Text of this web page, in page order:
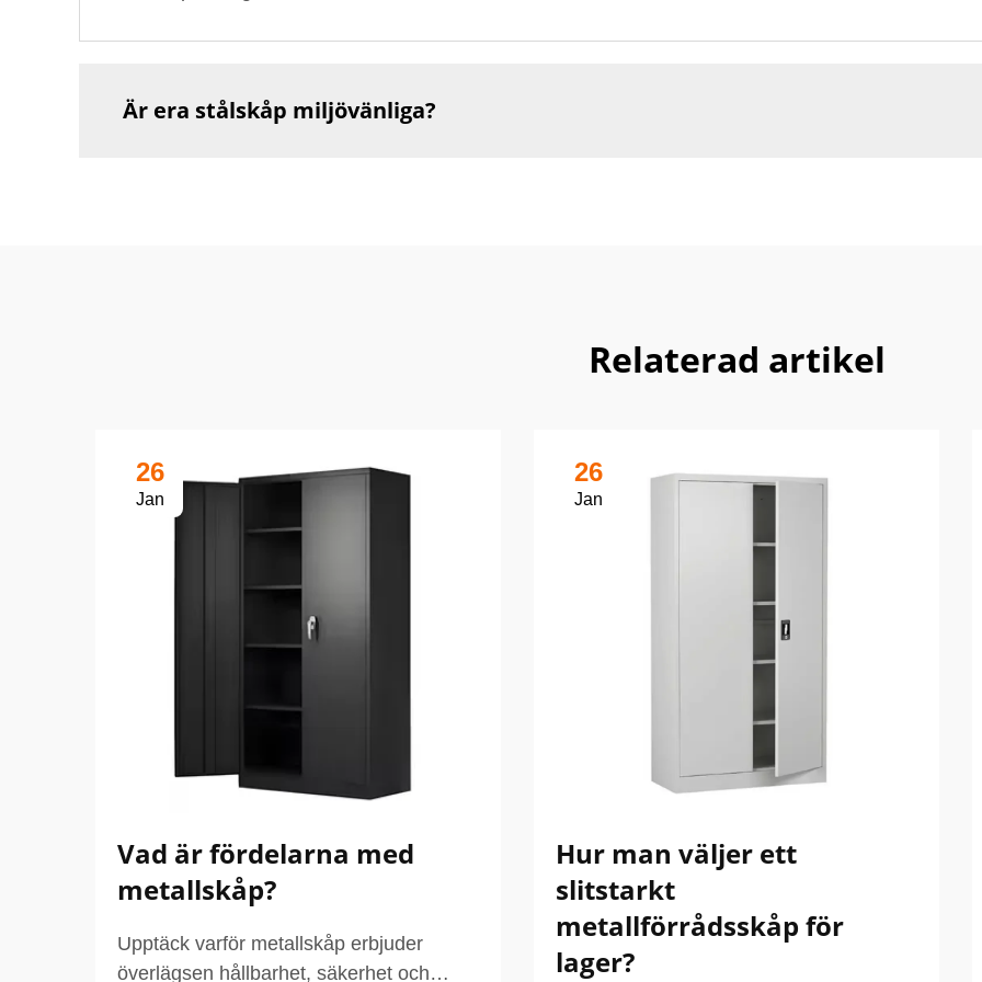
Är era stålskåp miljövänliga?
Relaterad artikel
26
Jan
Vad är fördelarna med
metallskåp?
Upptäck varför metallskåp erbjuder
överlägsen hållbarhet, säkerhet och
26
Jan
Hur man väljer ett
slitstarkt
metallförrådsskåp för
lager?